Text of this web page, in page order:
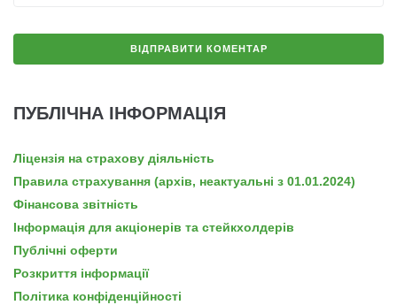
ПУБЛІЧНА ІНФОРМАЦІЯ
Ліцензія на страхову діяльність
Правила страхування (архів, неактуальні з 01.01.2024)
Фінансова звітність
Інформація для акціонерів та стейкхолдерів
Публічні оферти
Розкриття інформації
Політика конфіденційності